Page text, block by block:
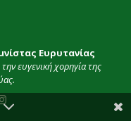
Ευρυτανίας
ευγενική χορηγία της